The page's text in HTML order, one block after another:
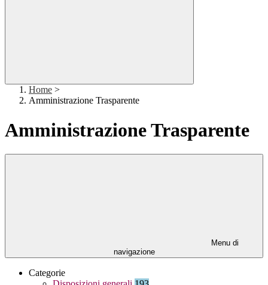
Home >
Amministrazione Trasparente
Amministrazione Trasparente
Menu di
navigazione
Categorie